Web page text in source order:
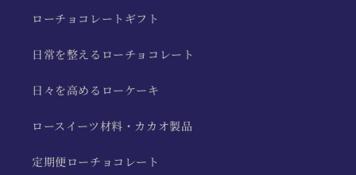
ローチョコレートギフト
日常を整えるローチョコレート
日々を高めるローケーキ
ロースイーツ材料・カカオ製品
定期便ローチョコレート